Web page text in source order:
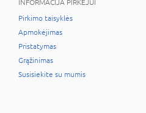
INFORMACIJA PIRKĖJUI
Pirkimo taisyklės
Apmokėjimas
Pristatymas
Grąžinimas
Susisiekite su mumis